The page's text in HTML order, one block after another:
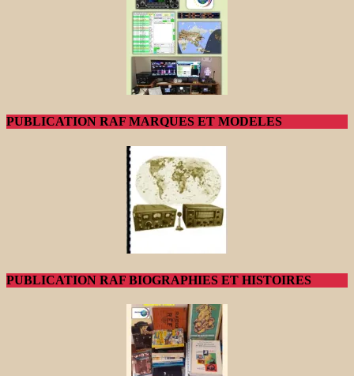
PUBLICATION RAF MARQUES ET MODELES
PUBLICATION RAF BIOGRAPHIES ET HISTOIRES